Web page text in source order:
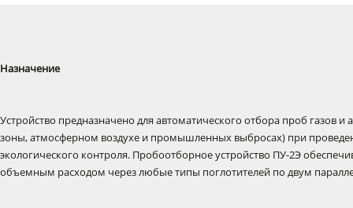
Назначение
Устройство предназначено для автоматического отбора проб газов и
зоны, атмосферном воздухе и промышленных выбросах) при
экологического контроля. Пробоотборное устройство ПУ-2Э
объемным расходом через любые типы поглотителей по двум